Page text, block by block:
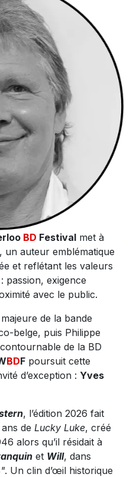
BD Festival met à
un auteur emblématique
et reflétant les valeurs
passion, exigence
avec le public.
de la bande
belge, puis Philippe
de la BD
BDF poursuit cette
d’exception : Yves
, l’édition 2026 fait
de Lucky Luke, créé
alors qu’il résidait à
et Will, dans
. Un clin d’œil historique